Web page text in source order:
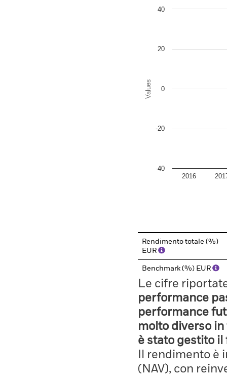
Bar chart with 2 data
Values
2016
-40
-20
0
20
40
Rendimento totale (%)
EUR
Benchmark (%) EUR
Le cifre
performance
performance
molto diverso
è stato gestito il
Il rendimento è
(NAV), con